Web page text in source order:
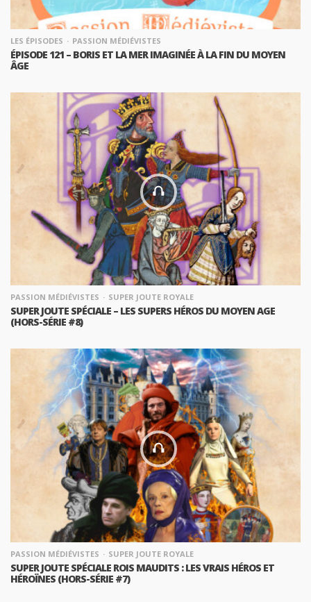
LES ÉPISODES PASSION MÉDIÉVISTES
ÉPISODE 121 – BORIS ET LA MER IMAGINÉE À LA FIN DU MOYEN
ÂGE
PASSION MÉDIÉVISTES SUPER JOUTE ROYALE
SUPER JOUTE SPÉCIALE – LES SUPERS HÉROS DU MOYEN AGE
(HORS-SÉRIE #8)
PASSION MÉDIÉVISTES SUPER JOUTE ROYALE
SUPER JOUTE SPÉCIALE ROIS MAUDITS : LES VRAIS HÉROS ET
HÉROÏNES (HORS-SÉRIE #7)